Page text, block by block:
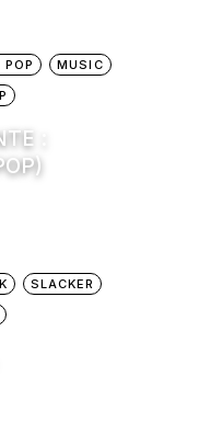
POP
MUSIC
:
SLACKER